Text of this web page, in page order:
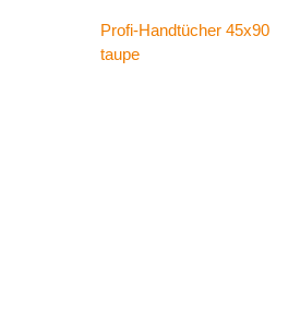
Profi-Handtücher 45x90
taupe